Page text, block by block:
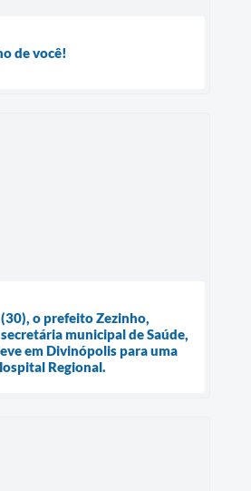
de você!
o prefeito Zezinho,
municipal de Saúde,
em Divinópolis para uma
Regional.